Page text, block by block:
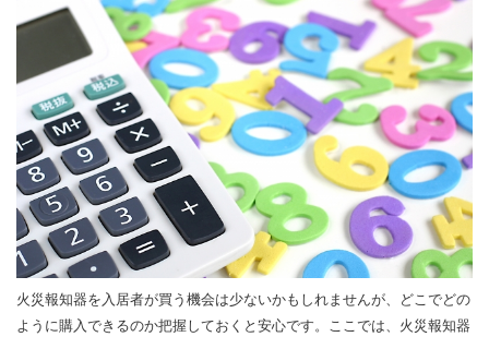
火災報知器を入居者が買う機会は少ないかもしれませんが、どこでどの
ように購入できるのか把握しておくと安心です。ここでは、火災報知器